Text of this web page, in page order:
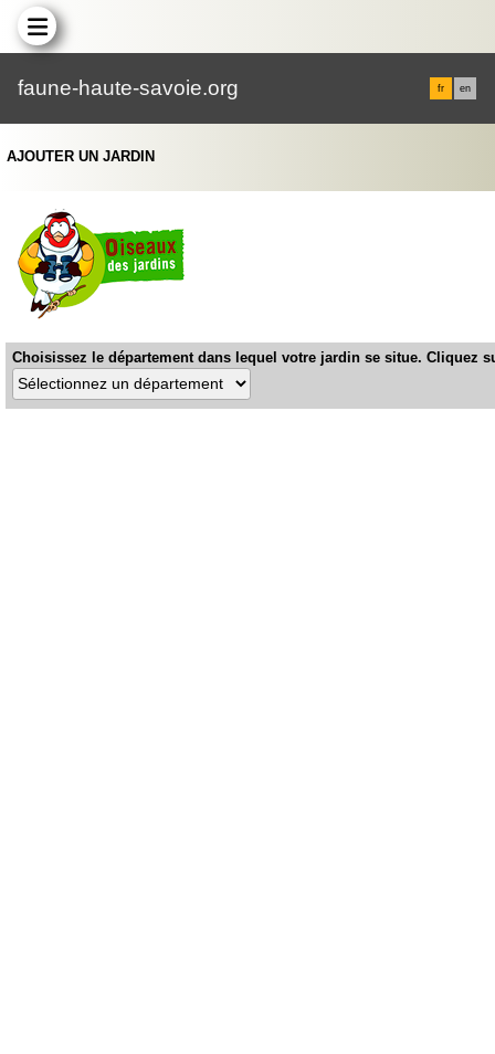
faune-haute-savoie.org fr en
AJOUTER UN JARDIN
Choisissez le département dans lequel votre jardin se situe. Cliquez